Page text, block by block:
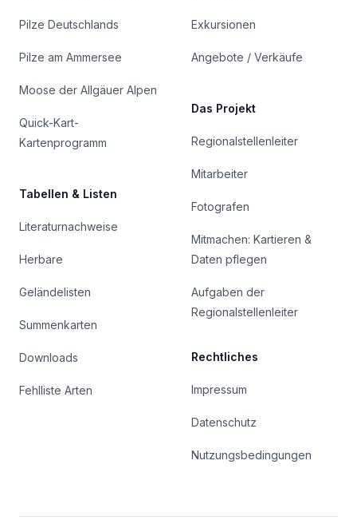
Pilze Deutschlands
Pilze am Ammersee
Moose der Allgäuer Alpen
Quick-Kart-
Kartenprogramm
Tabellen & Listen
Literaturnachweise
Herbare
Geländelisten
Summenkarten
Downloads
Fehlliste Arten
Exkursionen
Angebote / Verkäufe
Das Projekt
Regionalstellenleiter
Mitarbeiter
Fotografen
Mitmachen: Kartieren &
Daten pflegen
Aufgaben der
Regionalstellenleiter
Rechtliches
Impressum
Datenschutz
Nutzungsbedingungen